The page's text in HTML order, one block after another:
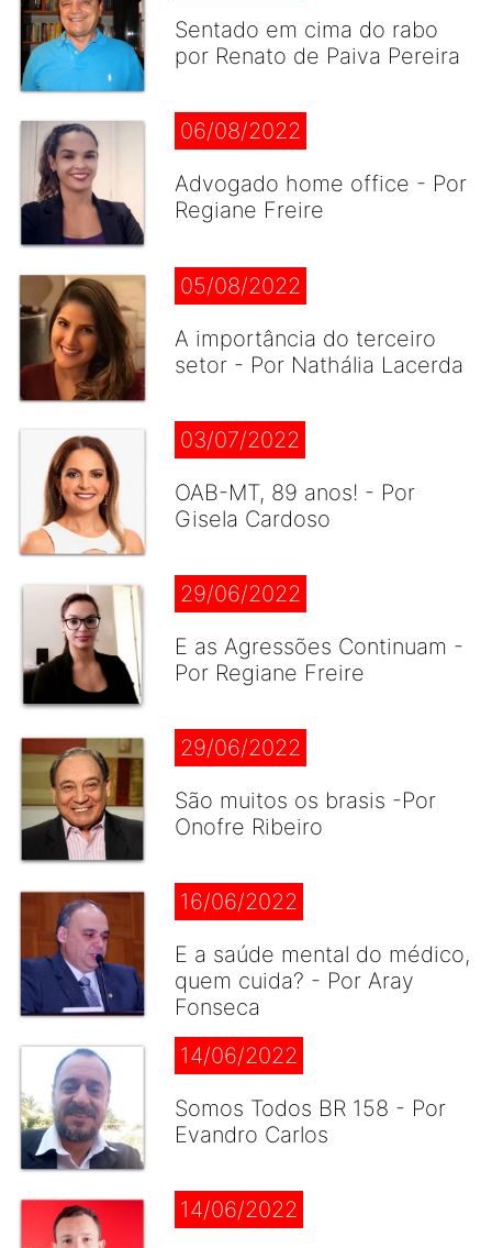
Sentado em cima do rabo
por Renato de Paiva Pereira
06/08/2022
Advogado home office - Por
Regiane Freire
05/08/2022
A importância do terceiro
setor - Por Nathália Lacerda
03/07/2022
OAB-MT, 89 anos! - Por
Gisela Cardoso
29/06/2022
E as Agressões Continuam -
Por Regiane Freire
29/06/2022
São muitos os brasis -Por
Onofre Ribeiro
16/06/2022
E a saúde mental do médico,
quem cuida? - Por Aray
Fonseca
14/06/2022
Somos Todos BR 158 - Por
Evandro Carlos
14/06/2022